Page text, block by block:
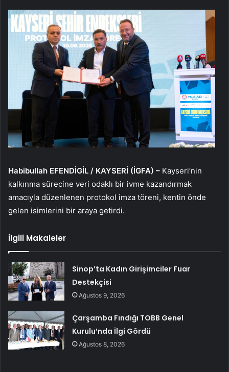
Habibullah EFENDİGİL / KAYSERİ (İGFA) – Kayseri’nin
kalkınma sürecine veri odaklı bir ivme kazandırmak
amacıyla düzenlenen protokol imza töreni, kentin önde
gelen isimlerini bir araya getirdi.
İlgili Makaleler
Sinop’ta Kadın Girişimciler Fuar
Destekçisi
Ağustos 9, 2026
Çarşamba Fındığı TOBB Genel
Kurulu’nda İlgi Gördü
Ağustos 8, 2026